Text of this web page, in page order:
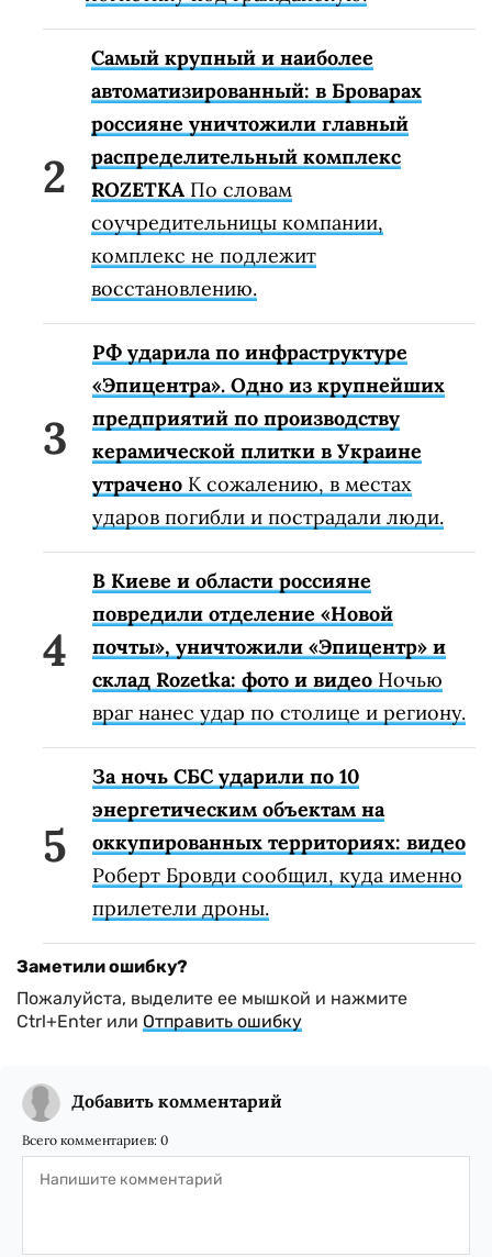
Самый крупный и наиболее
автоматизированный: в Броварах
россияне уничтожили главный
распределительный комплекс
ROZETKA По словам
соучредительницы компании,
комплекс не подлежит
восстановлению.
РФ ударила по инфраструктуре
«Эпицентра». Одно из крупнейших
предприятий по производству
керамической плитки в Украине
утрачено К сожалению, в местах
ударов погибли и пострадали люди.
В Киеве и области россияне
повредили отделение «Новой
почты», уничтожили «Эпицентр» и
склад Rozetka: фото и видео Ночью
враг нанес удар по столице и региону.
За ночь СБС ударили по 10
энергетическим объектам на
оккупированных территориях: видео
Роберт Бровди сообщил, куда именно
прилетели дроны.
Заметили ошибку?
Пожалуйста, выделите ее мышкой и нажмите
Ctrl+Enter или Отправить ошибку
Добавить комментарий
Всего комментариев: 0